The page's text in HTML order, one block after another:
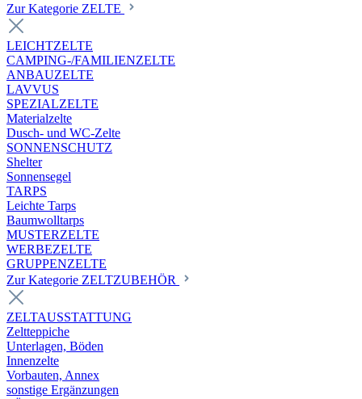
Zur Kategorie ZELTE
LEICHTZELTE
CAMPING-/FAMILIENZELTE
ANBAUZELTE
LAVVUS
SPEZIALZELTE
Materialzelte
Dusch- und WC-Zelte
SONNENSCHUTZ
Shelter
Sonnensegel
TARPS
Leichte Tarps
Baumwolltarps
MUSTERZELTE
WERBEZELTE
GRUPPENZELTE
Zur Kategorie ZELTZUBEHÖR
ZELTAUSSTATTUNG
Zeltteppiche
Unterlagen, Böden
Innenzelte
Vorbauten, Annex
sonstige Ergänzungen